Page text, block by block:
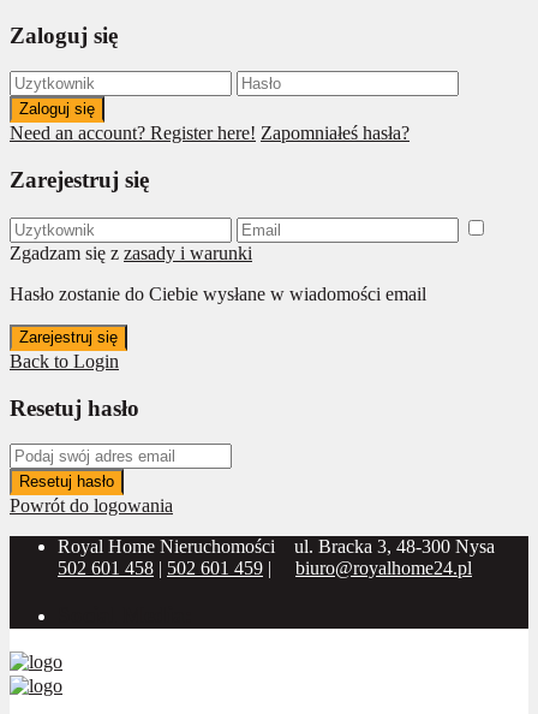
Zaloguj się
Zaloguj się
Need an account? Register here! Zapomniałeś hasła?
Zarejestruj się
Zgadzam się z zasady i warunki
Hasło zostanie do Ciebie wysłane w wiadomości email
Zarejestruj się
Back to Login
Resetuj hasło
Resetuj hasło
Powrót do logowania
Royal Home Nieruchomości
ul. Bracka 3, 48-300 Nysa
502 601 458 | 502 601 459 | biuro@royalhome24.pl